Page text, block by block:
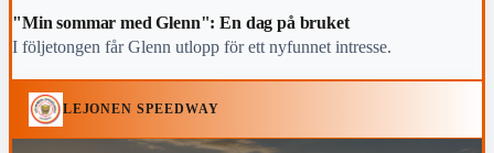
"Min sommar med Glenn": En dag på bruket
I följetongen får Glenn utlopp för ett nyfunnet intresse.
LEJONEN SPEEDWAY